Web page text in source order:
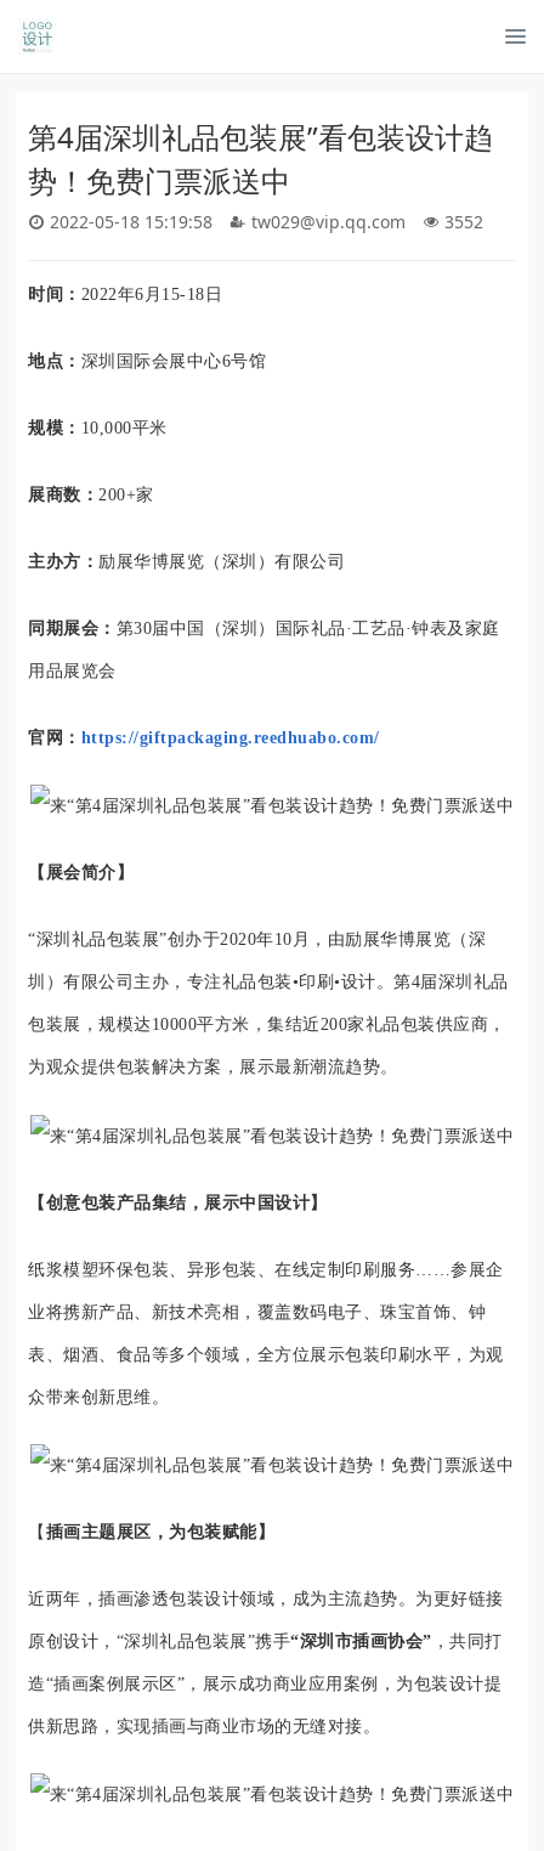
第4届深圳礼品包装展”看包装设计趋
势！免费门票派送中
2022-05-18 15:19:58 tw029@vip.qq.com 3552
时间： 2022年6月15-18日
地点： 深圳国际会展中心6号馆
规模： 10,000平米
展商数：200+家
主办方： 励展华博展览（深圳）有限公司
同期展会： 第30届中国（深圳）国际礼品·工艺品·钟表及家庭
用品展览会
官网： https://giftpackaging.reedhuabo.com/
【展会简介】
“深圳礼品包装展”创办于2020年10月，由励展华博展览（深
圳）有限公司主办，专注礼品包装•印刷•设计。第4届深圳礼品
包装展，规模达10000平方米，集结近200家礼品包装供应商，
为观众提供包装解决方案，展示最新潮流趋势。
【创意包装产品集结，展示中国设计】
纸浆模塑环保包装、异形包装、在线定制印刷服务……参展企
业将携新产品、新技术亮相，覆盖数码电子、珠宝首饰、钟
表、烟酒、食品等多个领域，全方位展示包装印刷水平，为观
众带来创新思维。
【 插画主题展区，为包装赋能】
近两年，插画渗透包装设计领域，成为主流趋势。为更好链接
原创设计，“深圳礼品包装展”携手“深圳市插画协会” ，共同打
造“插画案例展示区”，展示成功商业应用案例，为包装设计提
供新思路，实现插画与商业市场的无缝对接。